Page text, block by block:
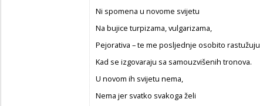
Ni spomena u novome svijetu
Na bujice turpizama, vulgarizama,
Pejorativa – te me posljednje osobito rastužuju
Kad se izgovaraju sa samouzvišenih tronova.
U novom ih svijetu nema,
Nema jer svatko svakoga želi